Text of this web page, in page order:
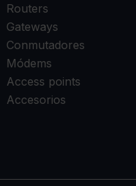
Routers
Gateways
Conmutadores
Módems
Access points
Accesorios